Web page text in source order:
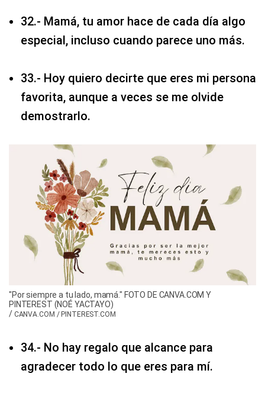
32.- Mamá, tu amor hace de cada día algo
especial, incluso cuando parece uno más.
33.- Hoy quiero decirte que eres mi persona
favorita, aunque a veces se me olvide
demostrarlo.
"Por siempre a tu lado, mamá." FOTO DE CANVA.COM Y
PINTEREST (NOÉ YACTAYO)
/ CANVA.COM / PINTEREST.COM
34.- No hay regalo que alcance para
agradecer todo lo que eres para mí.